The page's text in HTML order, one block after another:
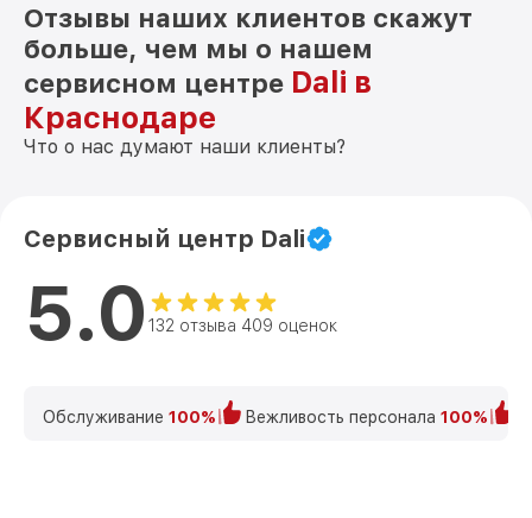
Отзывы наших клиентов скажут
больше, чем мы о нашем
сервисном центре Dali в
Краснодаре
Что о нас думают наши клиенты?
Сервисный центр Dali
5.0 132 отзыва 409 оценок
Обслуживание 100% Вежливость персонала 100%